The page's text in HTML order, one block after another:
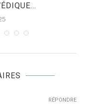
RÉPONDRE